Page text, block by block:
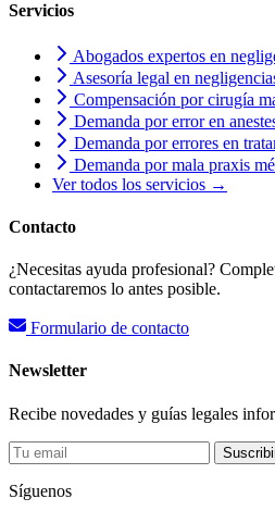
Servicios
Abogados expertos en
Asesoría legal en
Compensación por cirugía
Demanda por error en
Demanda por errores en
Demanda por mala praxis
Ver todos los servicios →
Contacto
¿Necesitas ayuda profesional?
contactaremos lo antes posible.
Formulario de contacto
Newsletter
Recibe novedades y guías legales
Síguenos